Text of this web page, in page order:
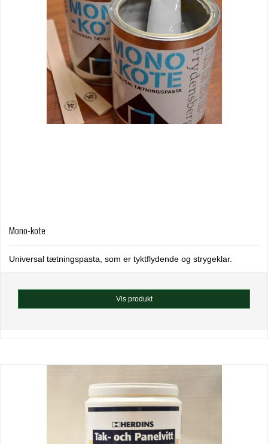
Mono-kote
Universal tætningspasta, som er tyktflydende og strygeklar.
Vis produkt